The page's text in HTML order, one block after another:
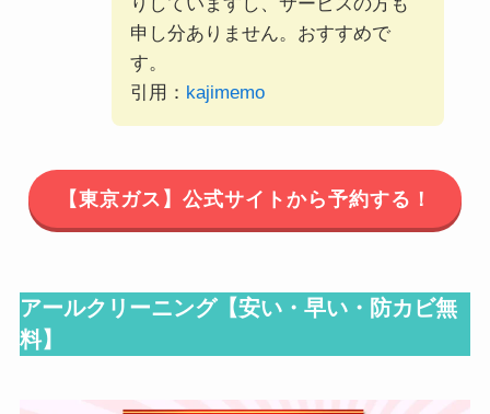
りしていますし、サービスの方も
申し分ありません。おすすめで
す。
引用： kajimemo
【東京ガス】公式サイトから予約する！
アールクリーニング【安い・早い・防カビ無
料】